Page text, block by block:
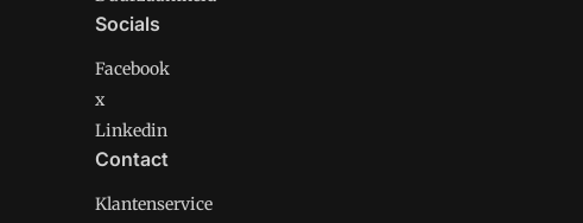
Socials
Facebook
x
Linkedin
Contact
Klantenservice